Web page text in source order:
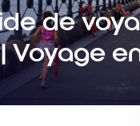
de Sydney à
de
en